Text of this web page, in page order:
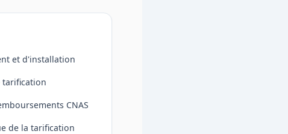
et d'installation
tarification
CNAS
de la tarification